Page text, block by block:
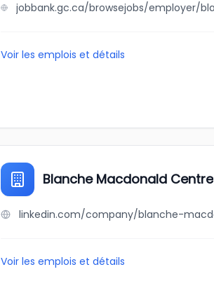
Voir les emplois et détails
Blanche Macdonald Centre
Voir les emplois et détails